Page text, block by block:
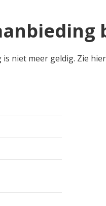
niet meer geldig. Zie